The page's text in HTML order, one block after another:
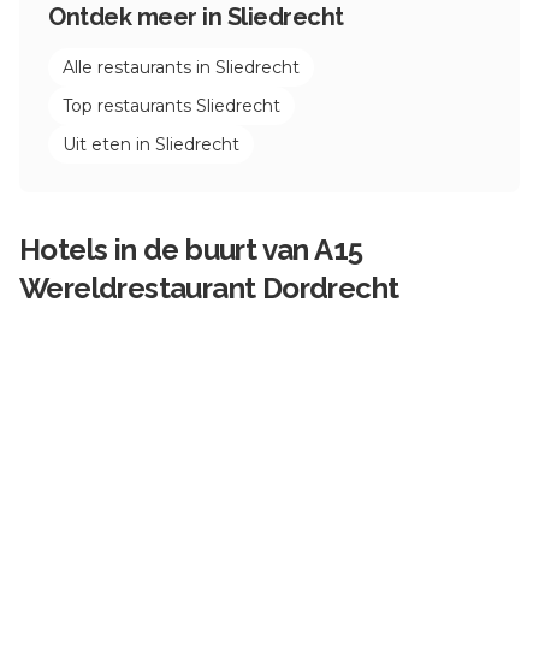
Ontdek meer in Sliedrecht
Alle restaurants in Sliedrecht
Top restaurants Sliedrecht
Uit eten in Sliedrecht
Hotels in de buurt vanA15
Wereldrestaurant Dordrecht